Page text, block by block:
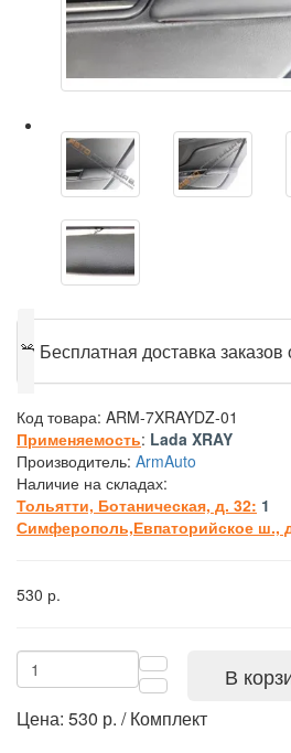
🎁 Бесплатная доставка
Код товара: ARM-7XRAYDZ-01
Применяемость: Lada XRAY
Производитель: ArmAuto
Наличие на складах:
Тольятти, Ботаническая, д. 32: 1
Симферополь,Евпаторийское ш.,
530 р.
В
Цена: 530 р. / Комплект